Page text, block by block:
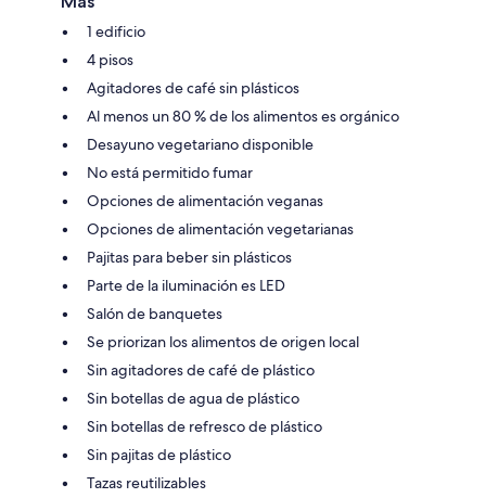
1 edificio
4 pisos
Agitadores de café sin plásticos
Al menos un 80 % de los alimentos es orgánico
Desayuno vegetariano disponible
No está permitido fumar
Opciones de alimentación veganas
Opciones de alimentación vegetarianas
Pajitas para beber sin plásticos
Parte de la iluminación es LED
Salón de banquetes
Se priorizan los alimentos de origen local
Sin agitadores de café de plástico
Sin botellas de agua de plástico
Sin botellas de refresco de plástico
Sin pajitas de plástico
Tazas reutilizables